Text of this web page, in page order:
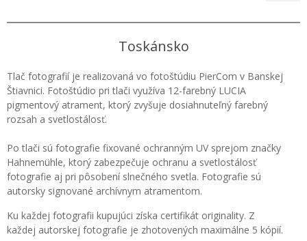
Toskánsko
Tlač fotografií je realizovaná vo fotoštúdiu PierCom v Banskej
Štiavnici. Fotoštúdio pri tlači využíva 12-farebný LUCIA
pigmentový atrament, ktorý zvyšuje dosiahnuteľný farebný
rozsah a svetlostálosť.
Po tlači sú fotografie fixované ochranným UV sprejom značky
Hahnemühle, ktorý zabezpečuje ochranu a svetlostálosť
fotografie aj pri pôsobení slnečného svetla. Fotografie sú
autorsky signované archívnym atramentom.
Ku každej fotografii kupujúci získa certifikát originality. Z
každej autorskej fotografie je zhotovených maximálne 5 kópií.